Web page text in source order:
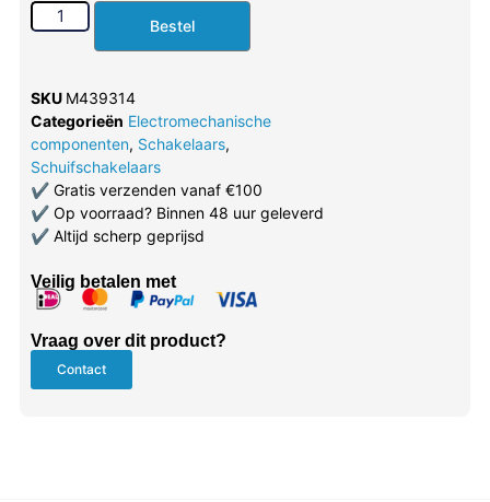
Bestel
SKU M439314
Categorieën Electromechanische
componenten, Schakelaars,
Schuifschakelaars
✔Gratis verzenden vanaf €100
✔Op voorraad? Binnen 48 uur geleverd
✔Altijd scherp geprijsd
Veilig betalen met
Vraag over dit product?
Contact